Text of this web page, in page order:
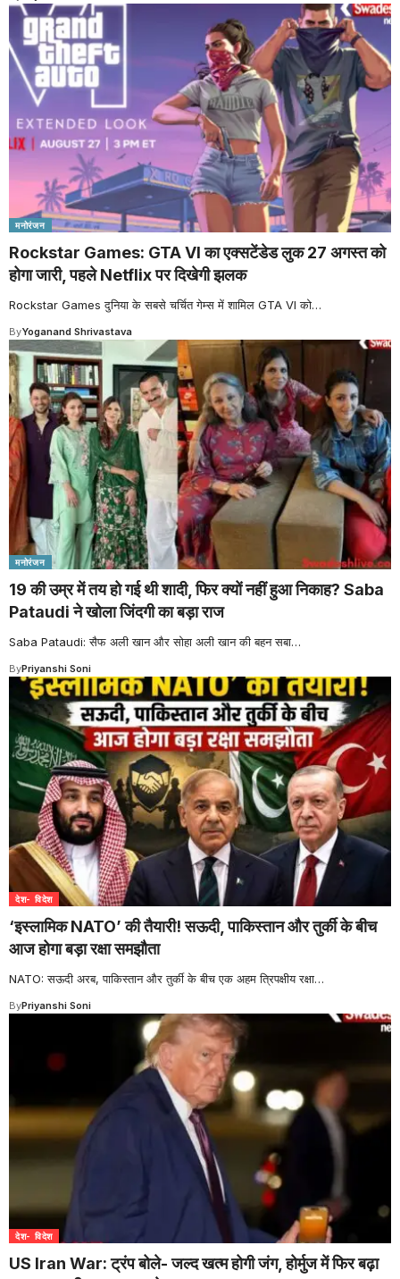
मनोरंजन
Rockstar Games: GTA VI का एक्सटेंडेड लुक 27 अगस्त को
होगा जारी, पहले Netflix पर दिखेगी झलक
Rockstar Games दुनिया के सबसे चर्चित गेम्स में शामिल GTA VI को…
ByYoganand Shrivastava
मनोरंजन
19 की उम्र में तय हो गई थी शादी, फिर क्यों नहीं हुआ निकाह? Saba
Pataudi ने खोला जिंदगी का बड़ा राज
Saba Pataudi: सैफ अली खान और सोहा अली खान की बहन सबा…
ByPriyanshi Soni
देश- विदेश
‘इस्लामिक NATO’ की तैयारी! सऊदी, पाकिस्तान और तुर्की के बीच
आज होगा बड़ा रक्षा समझौता
NATO: सऊदी अरब, पाकिस्तान और तुर्की के बीच एक अहम त्रिपक्षीय रक्षा…
ByPriyanshi Soni
देश- विदेश
US Iran War: ट्रंप बोले- जल्द खत्म होगी जंग, होर्मुज में फिर बढ़ा